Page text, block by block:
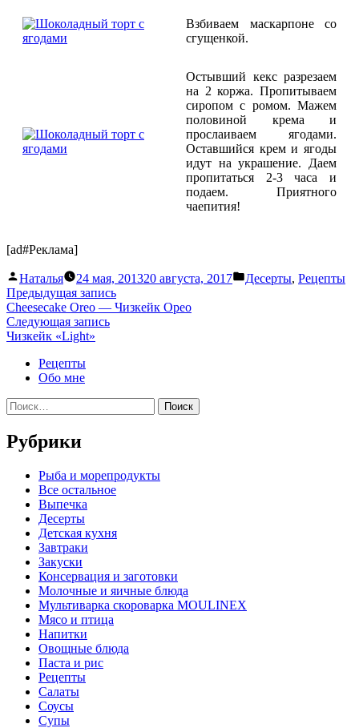
Взбиваем маскарпоне со
сгущенкой.
Остывший кекс разрезаем
на 2 коржа. Пропитываем
сиропом с ромом. Мажем
половиной крема и
прослаиваем ягодами.
Оставшийся крем и ягоды
идут на украшение. Даем
пропитаться 2-3 часа и
подаем. Приятного
чаепития!
[ad#Реклама]
Написано
автором
Наталья 24 мая, 201320 августа, 2017
Написано
Десерты, Рецепты
Навигация
по
записям
Предыдущая записьПредыдущая
запись:
Cheesecake Oreo — Чизкейк Орео
Следующая записьСледующая
Чизкейк «Light»
Рецепты
Обо мне
Найти:
Рубрики
Pыба и морепродукты
Все остальное
Выпечка
Десерты
Детская кухня
Завтраки
Закуски
Консервация и заготовки
Молочные и яичные блюда
Мультиварка скороварка MOULINEX
Мясо и птица
Напитки
Овощные блюда
Паста и рис
Рецепты
Салаты
Соусы
Супы